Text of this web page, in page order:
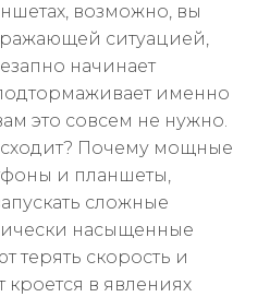
возможно, вы
ситуацией,
начинает
именно
это совсем не нужно.
Почему мощные
и планшеты,
сложные
насыщенные
терять скорость и
кроется в явлениях